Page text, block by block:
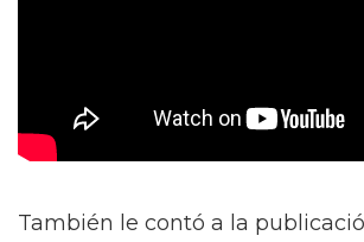
También le contó a la